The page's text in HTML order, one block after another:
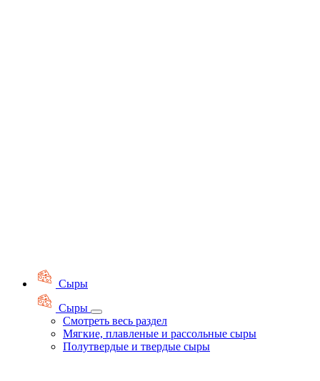
Сыры
Сыры
Смотреть весь раздел
Мягкие, плавленые и рассольные сыры
Полутвердые и твердые сыры